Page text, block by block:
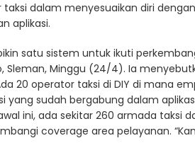
taksi dalam menyesuaikan diri
aplikasi.
satu sistem untuk ikuti
Sleman, Minggu (24/4). Ia
20 operator taksi di DIY di mana
yang sudah bergabung dalam
ini, ada sekitar 260 armada taksi
coverage area pelayanan.